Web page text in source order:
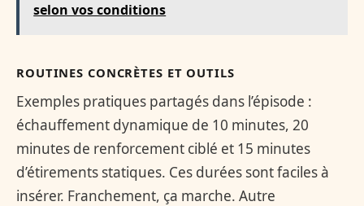
selon vos conditions
ROUTINES CONCRÈTES ET OUTILS
Exemples pratiques partagés dans l’épisode :
échauffement dynamique de 10 minutes, 20
minutes de renforcement ciblé et 15 minutes
d’étirements statiques. Ces durées sont faciles à
insérer. Franchement, ça marche. Autre